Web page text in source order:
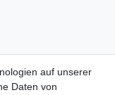
auf unserer
Daten von